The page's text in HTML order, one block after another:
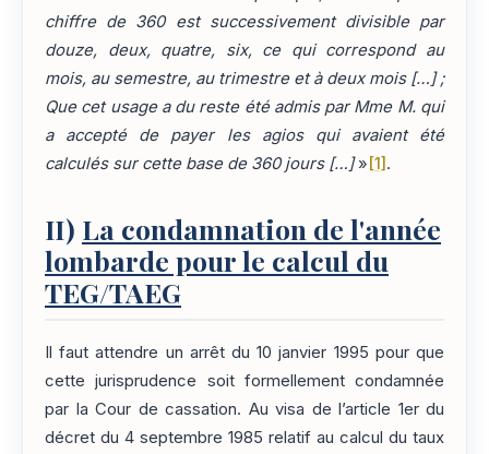
chiffre de 360 est successivement divisible par
douze, deux, quatre, six, ce qui correspond au
mois, au semestre, au trimestre et à deux mois […] ;
Que cet usage a du reste été admis par Mme M. qui
a accepté de payer les agios qui avaient été
calculés sur cette base de 360 jours […]» [1] .
II) La condamnation de l'année
lombarde pour le calcul du
TEG/TAEG
Il faut attendre un arrêt du 10 janvier 1995 pour que
cette jurisprudence soit formellement condamnée
par la Cour de cassation. Au visa de l’article 1er du
décret du 4 septembre 1985 relatif au calcul du taux